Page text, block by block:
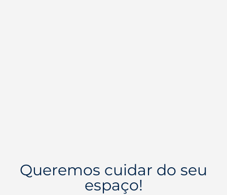
Queremos cuidar do seu
espaço!